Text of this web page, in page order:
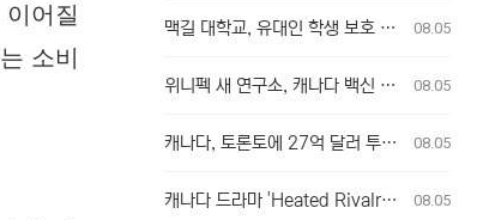
어질
소비
맥길 대학교, 유대인 학생 보호 소홀 혐의 집단 소송 승인 08.05
위니펙 새 연구소, 캐나다 백신 연구 강화 및 팬데믹 대비 역량 확충에 기여 08.05
캐나다, 토론토에 27억 달러 투입해 저렴한 주택 공급 확대 08.05
캐나다 드라마 'Heated Rivalry' 시즌 2 촬영, 배우와 제작진을 위한 공간 요청 08.05